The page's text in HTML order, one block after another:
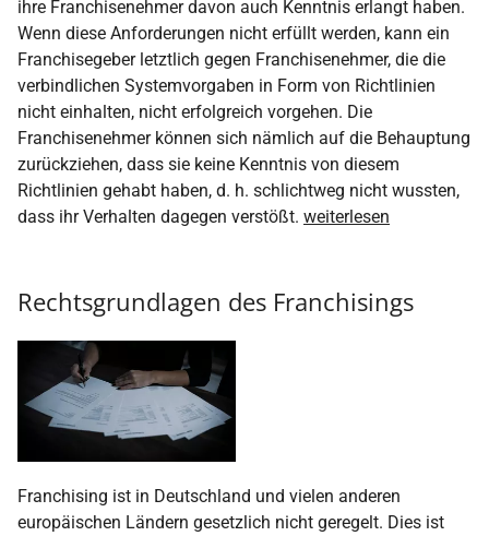
ihre Franchisenehmer davon auch Kenntnis erlangt haben.
Wenn diese Anforderungen nicht erfüllt werden, kann ein
Franchisegeber letztlich gegen Franchisenehmer, die die
verbindlichen Systemvorgaben in Form von Richtlinien
nicht einhalten, nicht erfolgreich vorgehen. Die
Franchisenehmer können sich nämlich auf die Behauptung
zurückziehen, dass sie keine Kenntnis von diesem
Richtlinien gehabt haben, d. h. schlichtweg nicht wussten,
dass ihr Verhalten dagegen verstößt. weiterlesen
Rechtsgrundlagen des Franchisings
Franchising ist in Deutschland und vielen anderen
europäischen Ländern gesetzlich nicht geregelt. Dies ist